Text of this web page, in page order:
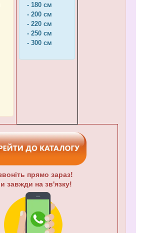
- 180 см
- 200 см
- 220 см
- 250 см
- 300 см
прямо зараз!
завжди на зв'язку!